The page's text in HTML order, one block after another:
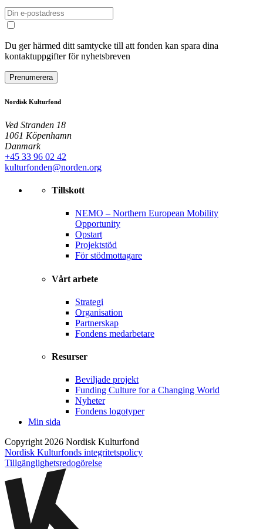
Du ger härmed ditt samtycke till att fonden kan spara dina
kontaktuppgifter för nyhetsbreven
Prenumerera
Nordisk Kulturfond
Ved Stranden 18
1061 Köpenhamn
Danmark
+45 33 96 02 42
kulturfonden@norden.org
Tillskott
NEMO – Northern European Mobility
Opportunity
Opstart
Projektstöd
För stödmottagare
Vårt arbete
Strategi
Organisation
Partnerskap
Fondens medarbetare
Resurser
Beviljade projekt
Funding Culture for a Changing World
Nyheter
Fondens logotyper
Min sida
Copyright 2026 Nordisk Kulturfond
Nordisk Kulturfonds integritetspolicy
Tillgänglighets­redogörelse